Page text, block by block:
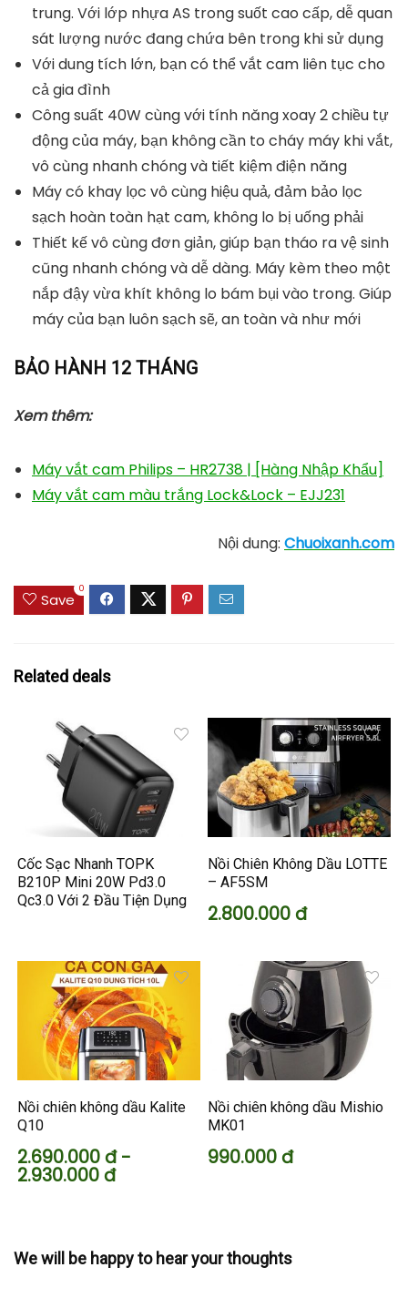
trung. Với lớp nhựa AS trong suốt cao cấp, dễ quan
sát lượng nước đang chứa bên trong khi sử dụng
Với dung tích lớn, bạn có thể vắt cam liên tục cho
cả gia đình
Công suất 40W cùng với tính năng xoay 2 chiều tự
động của máy, bạn không cần to cháy máy khi vắt,
vô cùng nhanh chóng và tiết kiệm điện năng
Máy có khay lọc vô cùng hiệu quả, đảm bảo lọc
sạch hoàn toàn hạt cam, không lo bị uống phải
Thiết kế vô cùng đơn giản, giúp bạn tháo ra vệ sinh
cũng nhanh chóng và dễ dàng. Máy kèm theo một
nắp đậy vừa khít không lo bám bụi vào trong. Giúp
máy của bạn luôn sạch sẽ, an toàn và như mới
BẢO HÀNH 12 THÁNG
Xem thêm:
Máy vắt cam Philips – HR2738 | [Hàng Nhập Khẩu]
Máy vắt cam màu trắng Lock&Lock – EJJ231
Nội dung: Chuoixanh.com
Save
0
Related deals
Cốc Sạc Nhanh TOPK
B210P Mini 20W Pd3.0
Qc3.0 Với 2 Đầu Tiện Dụng
Nồi Chiên Không Dầu LOTTE
– AF5SM
2.800.000 đ
Nồi chiên không dầu Kalite
Q10
2.690.000 đ -
2.930.000 đ
Nồi chiên không dầu Mishio
MK01
990.000 đ
We will be happy to hear your thoughts